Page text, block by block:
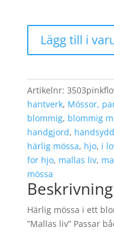
"Pink
Flower"
Lägg till i
Artikelnr:
hantverk, Mössor,
blommig, blommig
handgjord, handsydd
härlig mössa, hjo, i
for hjo, mallas liv,
mössa
Beskrivning
Härlig mössa i ett
”Mallas liv” Passar